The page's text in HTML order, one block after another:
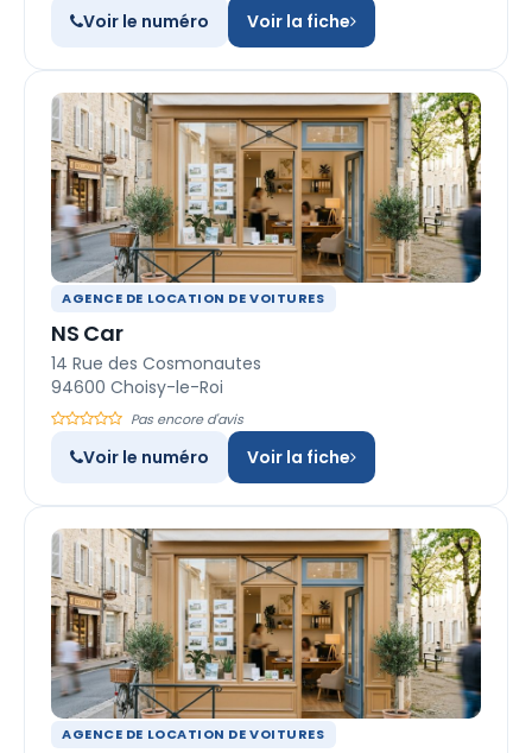
Voir le numéro Voir la fiche
AGENCE DE LOCATION DE VOITURES
NS Car
14 Rue des Cosmonautes
94600 Choisy-le-Roi
Pas encore d'avis
Voir le numéro Voir la fiche
AGENCE DE LOCATION DE VOITURES